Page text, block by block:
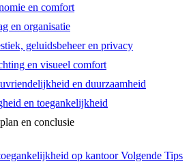
en comfort
en organisatie
geluidsbeheer en privacy
en visueel comfort
en duurzaamheid
en toegankelijkheid
en conclusie
op kantoorVolgende Tips